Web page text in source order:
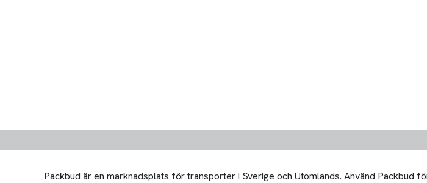
Packbud är en marknadsplats för transporter i Sverige och Utomlands. Använd